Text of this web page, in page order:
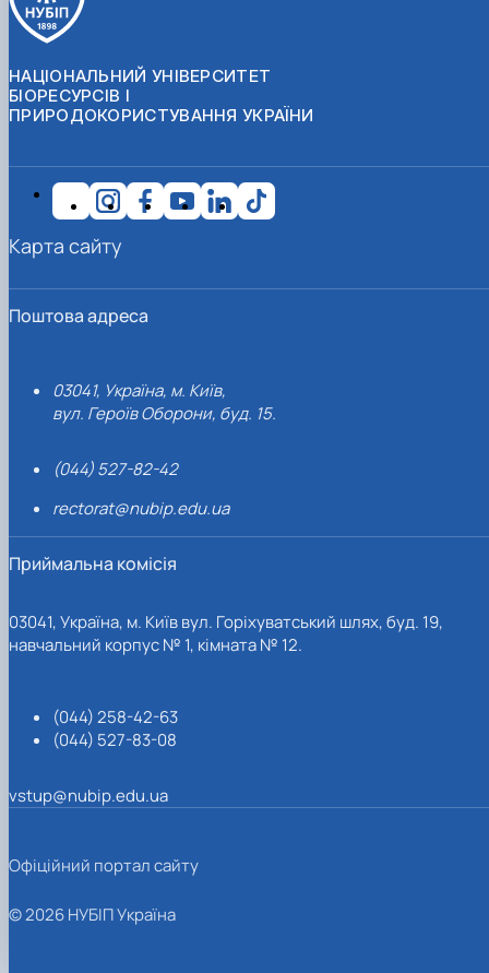
НАЦІОНАЛЬНИЙ УНІВЕРСИТЕТ
БІОРЕСУРСІВ І
ПРИРОДОКОРИСТУВАННЯ УКРАЇНИ
Поштова адреса
03041, Україна, м. Київ,
вул. Героїв Оборони, буд. 15.
(044) 527-82-42
rectorat@nubip.edu.ua
Приймальна комісія
03041, Україна, м. Київ вул. Горіхуватський шлях, буд. 19,
навчальний корпус № 1, кімната № 12.
(044) 258-42-63
(044) 527-83-08
vstup@nubip.edu.ua
Карта сайту
Офіційний портал сайту
© 2026 НУБІП Україна